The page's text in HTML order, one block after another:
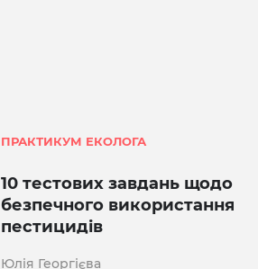
ПРАКТИКУМ ЕКОЛОГА
10 тестових завдань щодо
безпечного використання
пестицидів
Юлія Георгієва